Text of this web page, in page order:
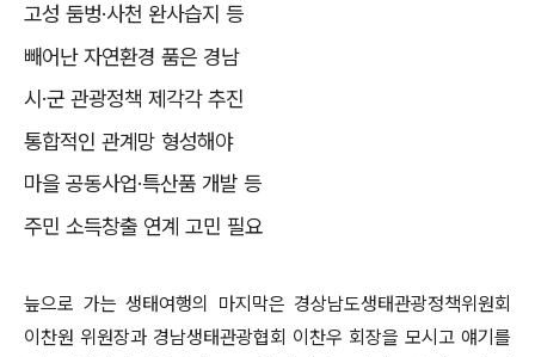
고성 둠벙·사천 완사습지 등
빼어난 자연환경 품은 경남
시 ·군 관광정책 제각각 추진
통합적인 관계망 형성해야
마을 공동사업·특산품 개발 등
주민 소득창출 연계 고민 필요
늪으로 가는 생태여행의 마지막은 경상남도생태관광정책위원회
이찬원 위원장과 경남생태관광협회 이찬우 회장을 모시고 얘기를